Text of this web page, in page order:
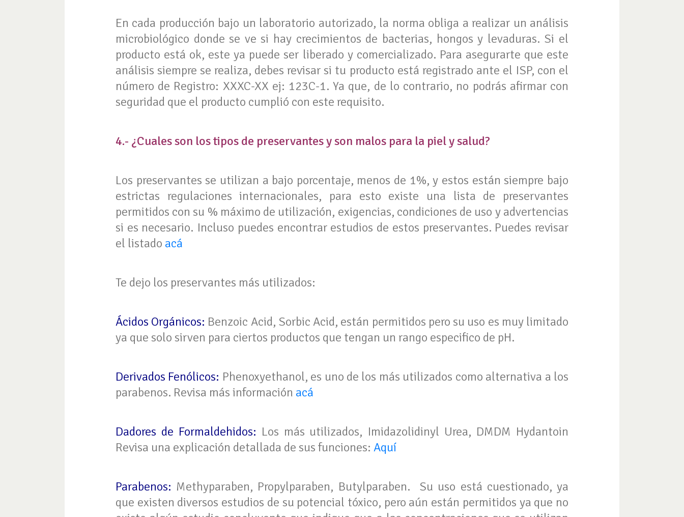
En cada producción bajo un laboratorio autorizado, la norma obliga a realizar un análisis
microbiológico donde se ve si hay crecimientos de bacterias, hongos y levaduras. Si el
producto está ok, este ya puede ser liberado y comercializado. Para asegurarte que este
análisis siempre se realiza, debes revisar si tu producto está registrado ante el ISP, con el
número de Registro: XXXC-XX ej: 123C-1. Ya que, de lo contrario, no podrás afirmar con
seguridad que el producto cumplió con este requisito.
4.- ¿Cuales son los tipos de preservantes y son malos para la piel y salud?
Los preservantes se utilizan a bajo porcentaje, menos de 1%, y estos están siempre bajo
estrictas regulaciones internacionales, para esto existe una lista de preservantes
permitidos con su % máximo de utilización, exigencias, condiciones de uso y advertencias
si es necesario. Incluso puedes encontrar estudios de estos preservantes. Puedes revisar
el listado acá
Te dejo los preservantes más utilizados:
Ácidos Orgánicos: Benzoic Acid, Sorbic Acid, están permitidos pero su uso es muy limitado
ya que solo sirven para ciertos productos que tengan un rango especifico de pH.
Derivados Fenólicos: Phenoxyethanol, es uno de los más utilizados como alternativa a los
parabenos. Revisa más información acá
Dadores de Formaldehidos: Los más utilizados, Imidazolidinyl Urea, DMDM Hydantoin
Revisa una explicación detallada de sus funciones: Aquí
Parabenos: Methyparaben, Propylparaben, Butylparaben. Su uso está cuestionado, ya
que existen diversos estudios de su potencial tóxico, pero aún están permitidos ya que no